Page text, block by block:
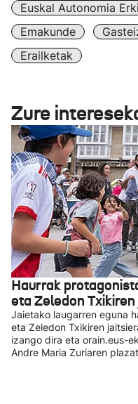
Euskal Autonomia
Emakunde
Erailketak
Zure
Haurrak
eta Zeledon
Jaietako laugarren eguna
eta Zeledon Txikiren
izango dira eta orain.eus-
Andre Maria Zuriaren